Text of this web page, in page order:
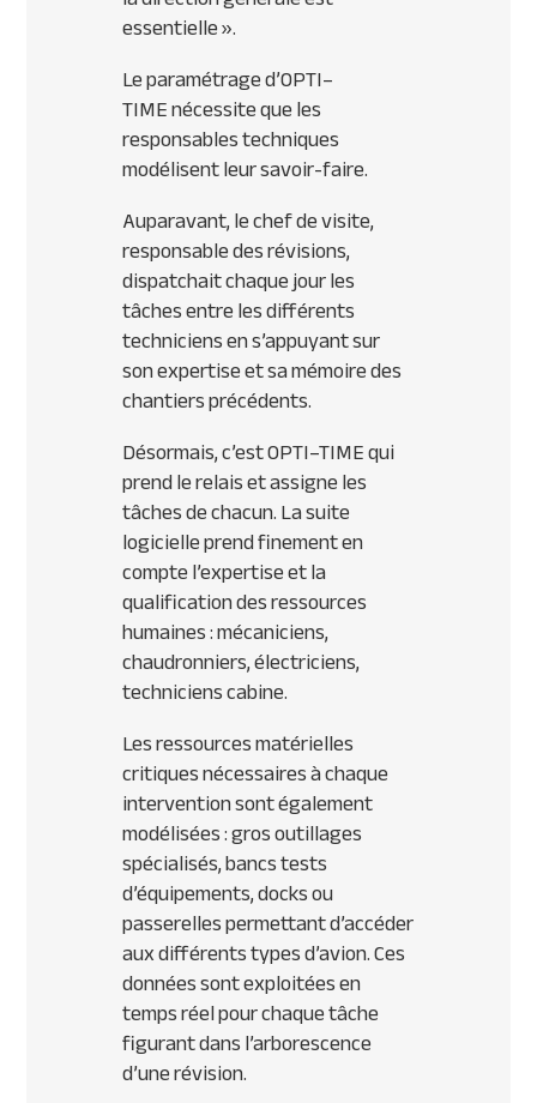
essentielle ».
Le paramétrage d’OPTI–
TIMEnécessite que les
responsables techniques
modélisent leur savoir-faire.
Auparavant, le chef de visite,
responsable des révisions,
dispatchait chaque jour les
tâches entre les différents
techniciens en s’appuyant sur
son expertise et sa mémoire des
chantiers précédents.
Désormais, c’estOPTI–TIMEqui
prend le relais et assigne les
tâches de chacun. La suite
logicielle prend finement en
compte l’expertise et la
qualification des ressources
humaines : mécaniciens,
chaudronniers, électriciens,
techniciens cabine.
Les ressources matérielles
critiques nécessaires à chaque
intervention sont également
modélisées : gros outillages
spécialisés, bancs tests
d’équipements, docks ou
passerelles permettant d’accéder
aux différents types d’avion. Ces
données sont exploitées en
temps réel pour chaque tâche
figurant dans l’arborescence
d’une révision.